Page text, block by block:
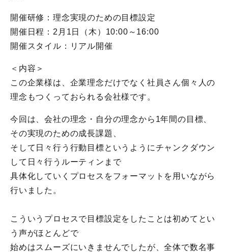
開催研修：理念実現のための目標設定
開催日程：2月1日（木）10:00～16:00
開催スタイル：リアル開催
＜内容＞
この企業様は、企業理念だけでなく社員さん個々人の
理念もつくっておられる会社様です。
今回は、会社の理念・自分の理念から1年間の目標、
その実現のための成長課題、
そして日々行う行動目標というようにチャンクダウン
して日々行うルーティンまで
具体化していくプロセスをフォーマットを用いながら
行いました。
こういうプロセスで目標設定をしたことは初めてとい
う声がほとんどで
始めはスムーズにいきませんでしたが、全体で数名事